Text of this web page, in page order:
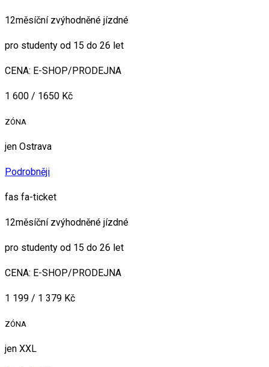
12měsíční zvýhodněné jízdné
pro studenty od 15 do 26 let
CENA: E-SHOP/PRODEJNA
1 600 / 1650 Kč
ZÓNA
jen Ostrava
Podrobněji
fas fa-ticket
12měsíční zvýhodněné jízdné
pro studenty od 15 do 26 let
CENA: E-SHOP/PRODEJNA
1 199 / 1 379 Kč
ZÓNA
jen XXL